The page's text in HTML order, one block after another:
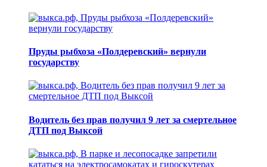
Пруды рыбхоза «Полдеревский» вернули
государству
Водитель без прав получил 9 лет за смертельное
ДТП под Выксой